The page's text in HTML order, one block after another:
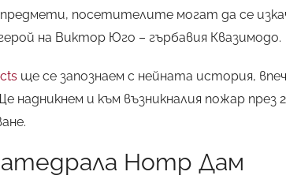
посетителите могат да се
на Виктор Юго – гърбавия Квазимодо.
ще се запознаем с нейната история,
надникнем и към възникналия пожар през
Нотр Дам